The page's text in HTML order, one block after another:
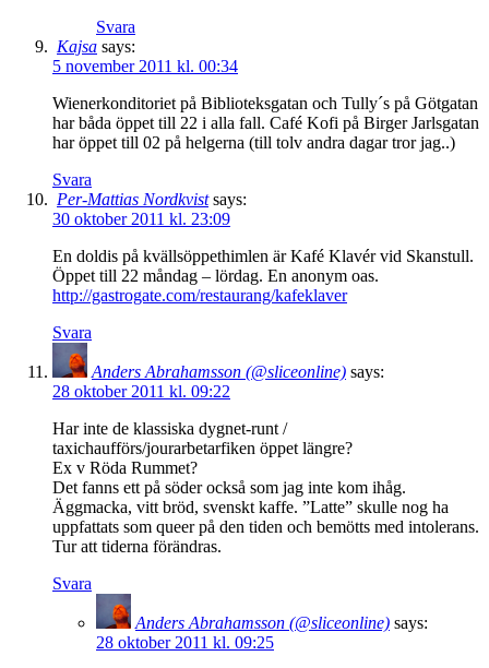
Svara
Kajsa says:
5 november 2011 kl. 00:34
Wienerkonditoriet på Biblioteksgatan och Tully´s på Götgatan
har båda öppet till 22 i alla fall. Café Kofi på Birger Jarlsgatan
har öppet till 02 på helgerna (till tolv andra dagar tror jag..)
Svara
Per-Mattias Nordkvist says:
30 oktober 2011 kl. 23:09
En doldis på kvällsöppethimlen är Kafé Klavér vid Skanstull.
Öppet till 22 måndag – lördag. En anonym oas.
http://gastrogate.com/restaurang/kafeklaver
Svara
Anders Abrahamsson (@sliceonline) says:
28 oktober 2011 kl. 09:22
Har inte de klassiska dygnet-runt /
taxichaufförs/jourarbetarfiken öppet längre?
Ex v Röda Rummet?
Det fanns ett på söder också som jag inte kom ihåg.
Äggmacka, vitt bröd, svenskt kaffe. ”Latte” skulle nog ha
uppfattats som queer på den tiden och bemötts med intolerans.
Tur att tiderna förändras.
Svara
Anders Abrahamsson (@sliceonline) says:
28 oktober 2011 kl. 09:25